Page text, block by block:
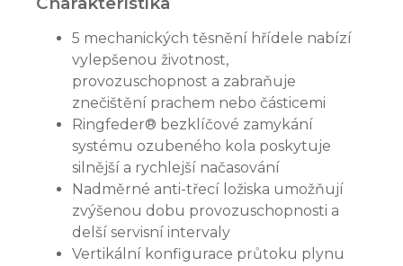
5 mechanických těsnění hřídele nabízí
vylepšenou životnost,
provozuschopnost a zabraňuje
znečištění prachem nebo částicemi
Ringfeder® bezklíčové zamykání
systému ozubeného kola poskytuje
silnější a rychlejší načasování
Nadměrné anti-třecí ložiska umožňují
zvýšenou dobu provozuschopnosti a
delší servisní intervaly
Vertikální konfigurace průtoku plynu